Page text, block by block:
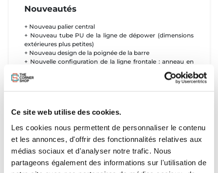
Ce site web utilise des cookies.
Les cookies nous permettent de personnaliser le contenu
et les annonces, d'offrir des fonctionnalités relatives aux
médias sociaux et d'analyser notre trafic. Nous
partageons également des informations sur l'utilisation de
Nouveautés
+ Nouveau palier central
+ Nouveau tube PU de la ligne de dépower (dimensions
extérieures plus petites)
+ Nouveau design de la poignée de la barre
+ Nouvelle configuration de la ligne frontale : anneau en
+ Nouvelle construction du Pigtail
- Système de sécurité Click-In
- Longueur de ligne réglable
- Guidage précis grâce aux lignes Flite99
- Système de détorsion automatique
- Position V basse en option pour être compatible avec la
plupart des ailes du marché